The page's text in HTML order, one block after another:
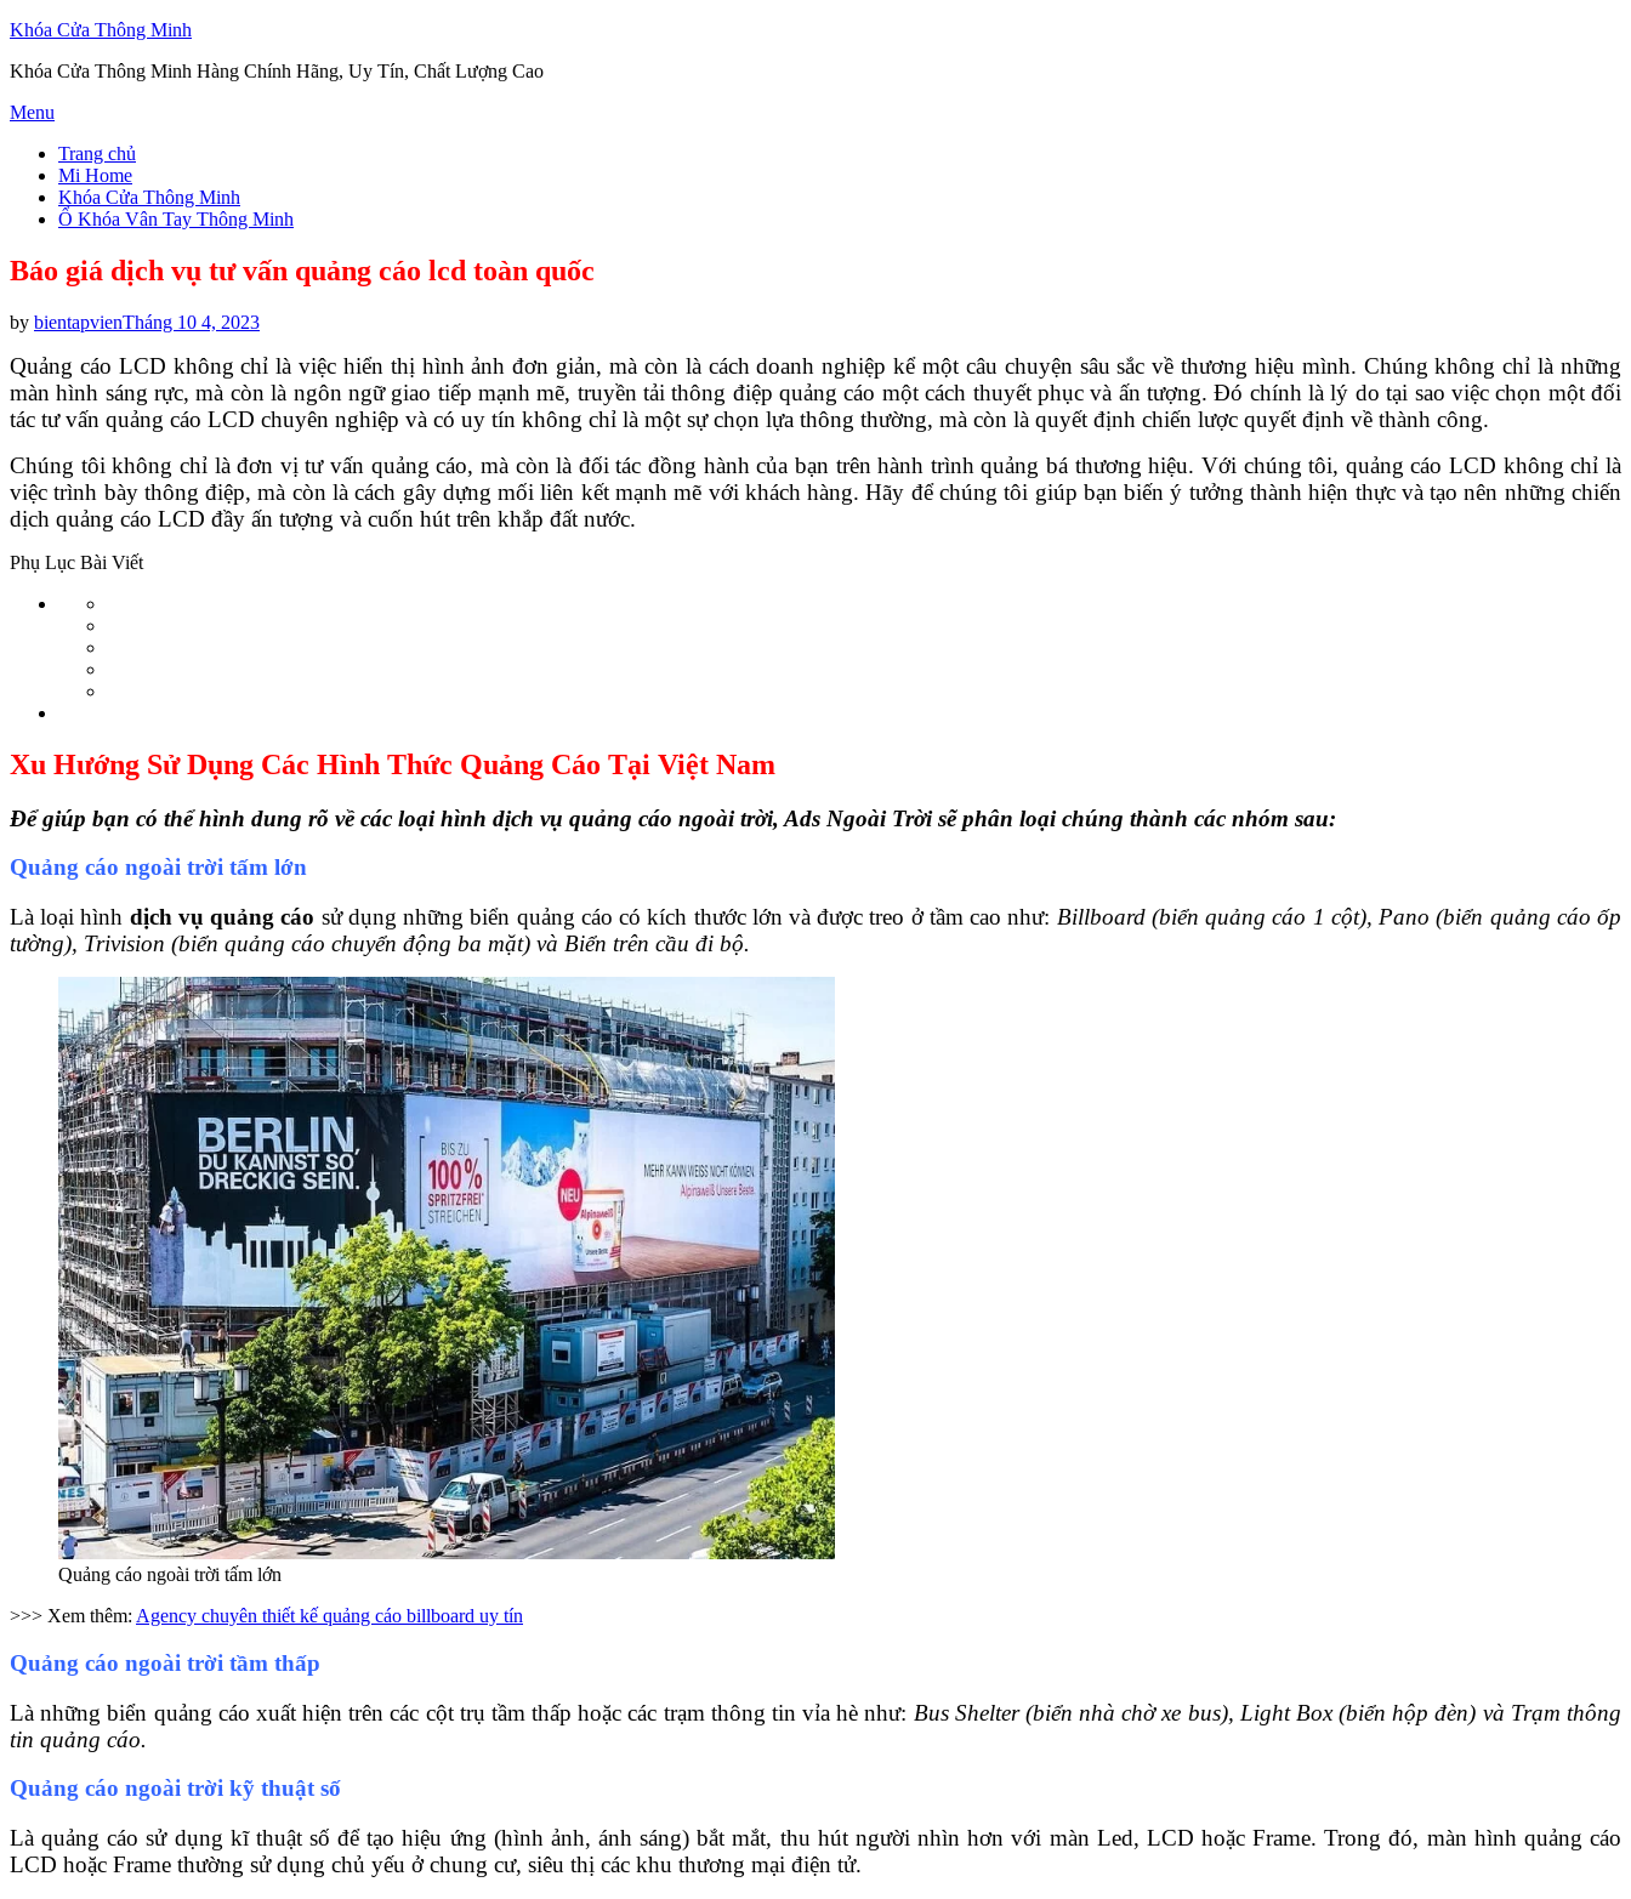
Khóa Cửa Thông Minh
Khóa Cửa Thông Minh Hàng Chính Hãng, Uy Tín, Chất Lượng Cao
Skip
content
Menu
Trang chủ
Mi Home
Khóa Cửa Thông Minh
Ổ Khóa Vân Tay Thông Minh
Báo giá dịch vụ tư vấn quảng cáo lcd toàn quốc
by bientapvienPosted
Tháng 10 4, 2023
Quảng cáo LCD không chỉ là việc hiển thị hình ảnh đơn giản, mà còn là cách doanh nghiệp kể một câu chuyện sâu sắc về thương hiệu mình. Chúng không chỉ là những
màn hình sáng rực, mà còn là ngôn ngữ giao tiếp mạnh mẽ, truyền tải thông điệp quảng cáo một cách thuyết phục và ấn tượng. Đó chính là lý do tại sao việc chọn một đối
tác tư vấn quảng cáo LCD chuyên nghiệp và có uy tín không chỉ là một sự chọn lựa thông thường, mà còn là quyết định chiến lược quyết định về thành công.
Chúng tôi không chỉ là đơn vị tư vấn quảng cáo, mà còn là đối tác đồng hành của bạn trên hành trình quảng bá thương hiệu. Với chúng tôi, quảng cáo LCD không chỉ là
việc trình bày thông điệp, mà còn là cách gây dựng mối liên kết mạnh mẽ với khách hàng. Hãy để chúng tôi giúp bạn biến ý tưởng thành hiện thực và tạo nên những chiến
dịch quảng cáo LCD đầy ấn tượng và cuốn hút trên khắp đất nước.
Phụ Lục Bài Viết
Xu Hướng Sử Dụng Các Hình Thức Quảng Cáo Tại Việt Nam
Để giúp bạn có thể hình dung rõ về các loại hình dịch vụ quảng cáo ngoài trời, Ads Ngoài Trời sẽ phân loại chúng thành các nhóm sau:
Quảng cáo ngoài trời tấm lớn
Là loại hình dịch vụ quảng cáo sử dụng những biển quảng cáo có kích thước lớn và được treo ở tầm cao như: Billboard (biển quảng cáo 1 cột), Pano (biển quảng cáo ốp
tường), Trivision (biển quảng cáo chuyển động ba mặt) và Biển trên cầu đi bộ.
Quảng cáo ngoài trời tấm lớn
>>> Xem thêm: Agency chuyên thiết kế quảng cáo billboard uy tín
Quảng cáo ngoài trời tầm thấp
Là những biển quảng cáo xuất hiện trên các cột trụ tầm thấp hoặc các trạm thông tin vỉa hè như: Bus Shelter (biển nhà chờ xe bus), Light Box (biển hộp đèn) và Trạm thông
tin quảng cáo.
Quảng cáo ngoài trời kỹ thuật số
Là quảng cáo sử dụng kĩ thuật số để tạo hiệu ứng (hình ảnh, ánh sáng) bắt mắt, thu hút người nhìn hơn với màn Led, LCD hoặc Frame. Trong đó, màn hình quảng cáo
LCD hoặc Frame thường sử dụng chủ yếu ở chung cư, siêu thị các khu thương mại điện tử.